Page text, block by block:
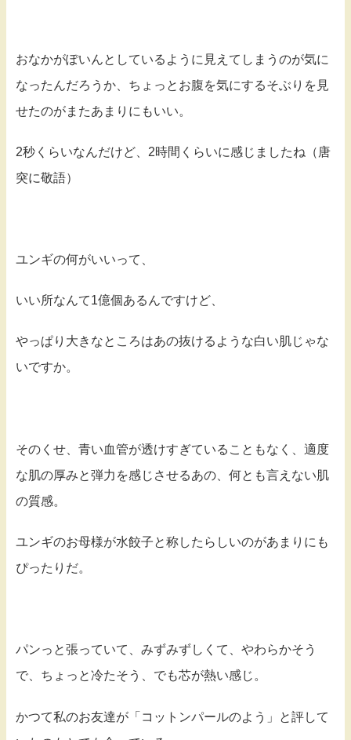
おなかがぽいんとしているように見えてしまうのが気に
なったんだろうか、ちょっとお腹を気にするそぶりを見
せたのがまたあまりにもいい。
2秒くらいなんだけど、2時間くらいに感じましたね（唐
突に敬語）
ユンギの何がいいって、
いい所なんて1億個あるんですけど、
やっぱり大きなところはあの抜けるような白い肌じゃな
いですか。
そのくせ、青い血管が透けすぎていることもなく、適度
な肌の厚みと弾力を感じさせるあの、何とも言えない肌
の質感。
ユンギのお母様が水餃子と称したらしいのがあまりにも
ぴったりだ。
パンっと張っていて、みずみずしくて、やわらかそう
で、ちょっと冷たそう、でも芯が熱い感じ。
かつて私のお友達が「コットンパールのよう」と評して